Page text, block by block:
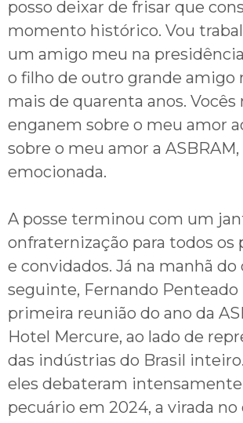
posso deixar de frisar que
momento histórico. Vou
um amigo meu na
o filho de outro grande amigo
mais de quarenta anos. Vocês
enganem sobre o meu amor
sobre o meu amor a ASBRAM,
emocionada.
A posse terminou com um
onfraternização para todos os
e convidados. Já na manhã do
seguinte, Fernando Penteado
primeira reunião do ano da
Hotel Mercure, ao lado de
das indústrias do Brasil
eles debateram intensamente
pecuário em 2024, a virada no